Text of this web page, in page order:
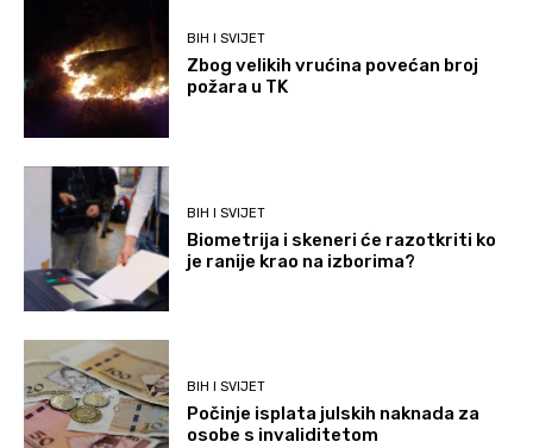
BIH I SVIJET
Zbog velikih vrućina povećan broj
požara u TK
BIH I SVIJET
Biometrija i skeneri će razotkriti ko
je ranije krao na izborima?
BIH I SVIJET
Počinje isplata julskih naknada za
osobe s invaliditetom